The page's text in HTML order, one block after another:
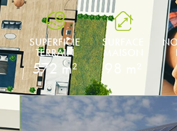
SUPERFICIE
TERRAIN
572 m²
SURFACE
MAISON